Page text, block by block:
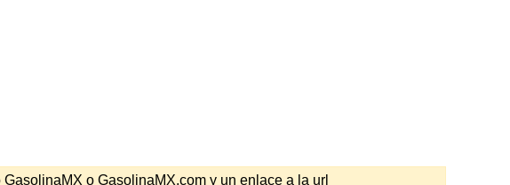
o GasolinaMX.com y un enlace a la url